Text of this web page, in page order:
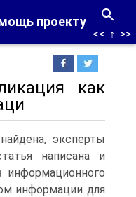
проекту
<< ↑ >>
как
эксперты
написана и
информации для